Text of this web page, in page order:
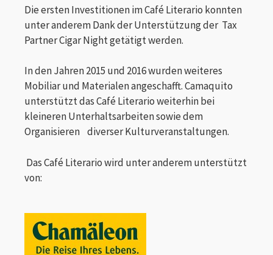
Die ersten Investitionen im Café Literario konnten
unter anderem Dank der Unterstützung der Tax
Partner Cigar Night getätigt werden.
In den Jahren 2015 und 2016 wurden weiteres
Mobiliar und Materialen angeschafft. Camaquito
unterstützt das Café Literario weiterhin bei
kleineren Unterhaltsarbeiten sowie dem
Organisieren diverser Kulturveranstaltungen.
Das Café Literario wird unter anderem unterstützt
von: